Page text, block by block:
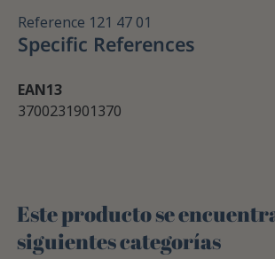
Reference 121 47 01
Specific References
EAN13
3700231901370
Este producto se
siguientes categorías